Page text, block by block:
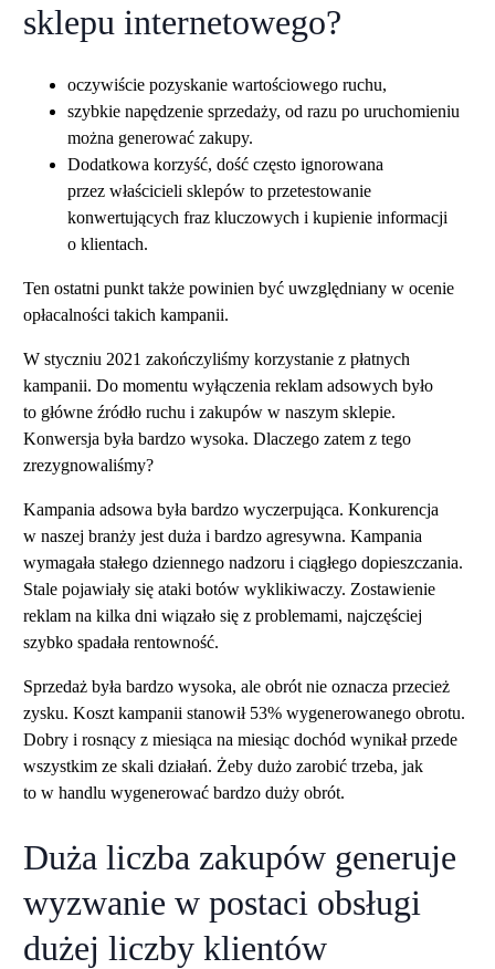
sklepu internetowego?
oczywiście pozyskanie wartościowego ruchu,
szybkie napędzenie sprzedaży, od razu po uruchomieniu
można generować zakupy.
Dodatkowa korzyść, dość często ignorowana
przez właścicieli sklepów to przetestowanie
konwertujących fraz kluczowych i kupienie informacji
o klientach.
Ten ostatni punkt także powinien być uwzględniany w ocenie
opłacalności takich kampanii.
W styczniu 2021 zakończyliśmy korzystanie z płatnych
kampanii. Do momentu wyłączenia reklam adsowych było
to główne źródło ruchu i zakupów w naszym sklepie.
Konwersja była bardzo wysoka. Dlaczego zatem z tego
zrezygnowaliśmy?
Kampania adsowa była bardzo wyczerpująca. Konkurencja
w naszej branży jest duża i bardzo agresywna. Kampania
wymagała stałego dziennego nadzoru i ciągłego dopieszczania.
Stale pojawiały się ataki botów wyklikiwaczy. Zostawienie
reklam na kilka dni wiązało się z problemami, najczęściej
szybko spadała rentowność.
Sprzedaż była bardzo wysoka, ale obrót nie oznacza przecież
zysku. Koszt kampanii stanowił 53% wygenerowanego obrotu.
Dobry i rosnący z miesiąca na miesiąc dochód wynikał przede
wszystkim ze skali działań. Żeby dużo zarobić trzeba, jak
to w handlu wygenerować bardzo duży obrót.
Duża liczba zakupów generuje
wyzwanie w postaci obsługi
dużej liczby klientów